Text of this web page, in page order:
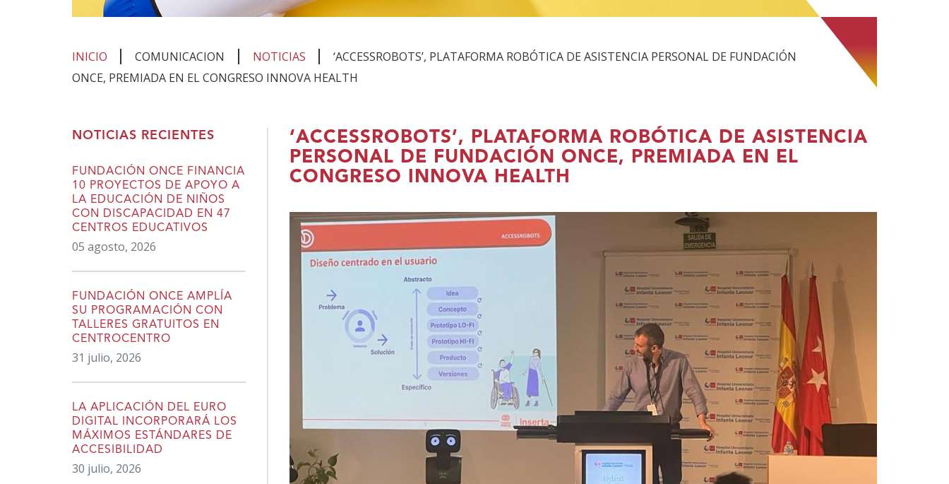
INICIO COMUNICACION NOTICIAS
‘ACCESSROBOTS’, PLATAFORMA ROBÓTICA DE ASISTENCIA PERSONAL DE FUNDACIÓN
ONCE, PREMIADA EN EL CONGRESO INNOVA HEALTH
‘ACCESSROBOTS’, PLATAFORMA ROBÓTICA DE ASISTENCIA
PERSONAL DE FUNDACIÓN ONCE, PREMIADA EN EL
CONGRESO INNOVA HEALTH
NOTICIAS RECIENTES
FUNDACIÓN ONCE FINANCIA
10 PROYECTOS DE APOYO A
LA EDUCACIÓN DE NIÑOS
CON DISCAPACIDAD EN 47
CENTROS EDUCATIVOS
05 agosto, 2026
FUNDACIÓN ONCE AMPLÍA
SU PROGRAMACIÓN CON
TALLERES GRATUITOS EN
CENTROCENTRO
31 julio, 2026
LA APLICACIÓN DEL EURO
DIGITAL INCORPORARÁ LOS
MÁXIMOS ESTÁNDARES DE
ACCESIBILIDAD
30 julio, 2026